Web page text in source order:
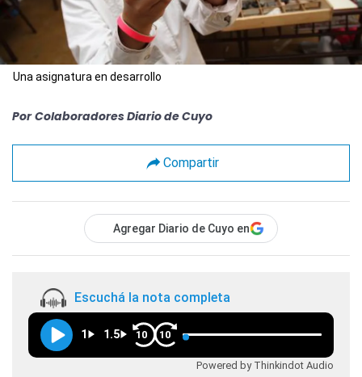
Una asignatura en desarrollo
Por Colaboradores Diario de Cuyo
Compartir
Agregar Diario de Cuyo en
Escuchá la nota completa
1 1.5 10 10
Powered by Thinkindot Audio